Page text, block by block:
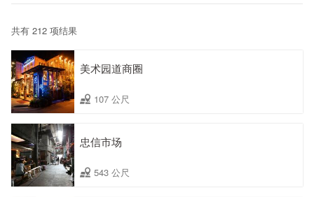
共有 212 项结果
美术园道商圈
107 公尺
忠信市场
543 公尺